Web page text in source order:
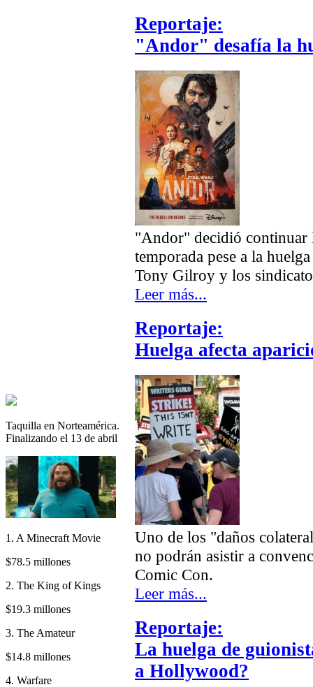
Taquilla en Norteamérica.
Finalizando el 13 de abril
1. A Minecraft Movie
$78.5 millones
2. The King of Kings
$19.3 millones
3. The Amateur
$14.8 millones
4. Warfare
Reportaje:
"Andor" desafía la
"Andor" decidió continuar
temporada pese a la
Tony Gilroy y los
Leer más...
Reportaje:
Huelga afecta
Uno de los "daños
no podrán asistir a
Comic Con.
Leer más...
Reportaje:
La huelga de
a Hollywood?